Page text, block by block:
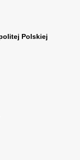
Polskiej